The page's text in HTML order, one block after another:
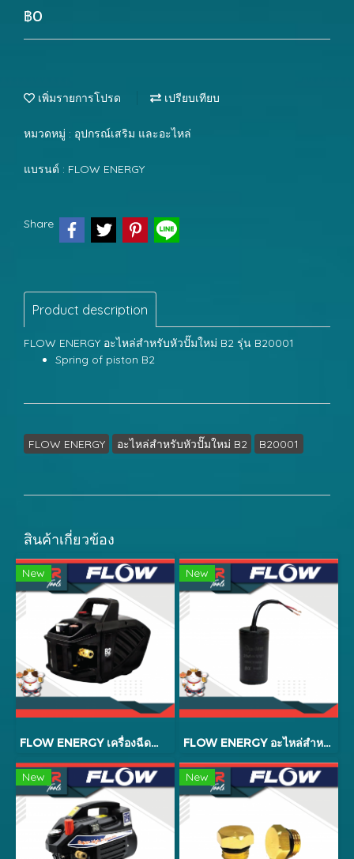
฿0
เพิ่มรายการโปรด เปรียบเทียบ
หมวดหมู่ : อุปกรณ์เสริม และอะไหล่
แบรนด์ : FLOW ENERGY
Share
Product description
FLOW ENERGY อะไหล่สำหรับหัวปั๊มใหม่ B2 รุ่น B20001
Spring of piston B2
FLOW ENERGY อะไหล่สำหรับหัวปั๊มใหม่ B2 B20001
สินค้าเกี่ยวข้อง
New
FLOW ENERGY เครื่องฉีดน้ำแรงดันสูง รุ่น B2 EXTRA
New
FLOW ENERGY อะไหล่สำหรับหัวปั้มใหม่ B2 รุ่น B2025
New New